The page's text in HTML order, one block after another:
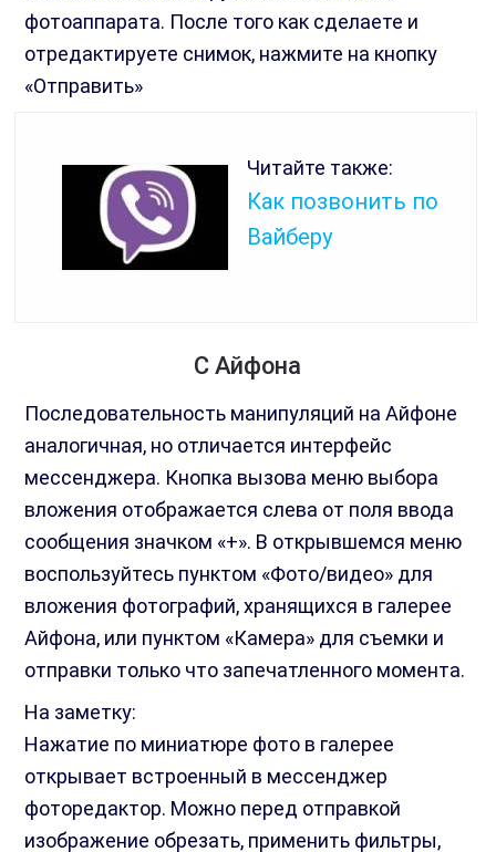
фотоаппарата. После того как сделаете и
отредактируете снимок, нажмите на кнопку
«Отправить»
Читайте также:
Как позвонить по
Вайберу
С Айфона
Последовательность манипуляций на Айфоне
аналогичная, но отличается интерфейс
мессенджера. Кнопка вызова меню выбора
вложения отображается слева от поля ввода
сообщения значком «+». В открывшемся меню
воспользуйтесь пунктом «Фото/видео» для
вложения фотографий, хранящихся в галерее
Айфона, или пунктом «Камера» для съемки и
отправки только что запечатленного момента.
На заметку:
Нажатие по миниатюре фото в галерее
открывает встроенный в мессенджер
фоторедактор. Можно перед отправкой
изображение обрезать, применить фильтры,